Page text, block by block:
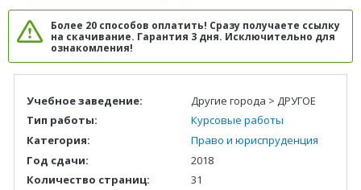
Более 20 способов оплатить! Сразу получаете ссылку
на скачивание. Гарантия 3 дня. Исключительно для
ознакомления!
Учебное заведение:
Другие города > ДРУГОЕ
Тип работы:
Курсовые работы
Категория:
Право и юриспруденция
Год сдачи:
2018
Количество страниц:
31